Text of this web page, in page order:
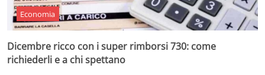
Economia
Dicembre ricco con i super rimborsi 730: come
richiederli e a chi spettano